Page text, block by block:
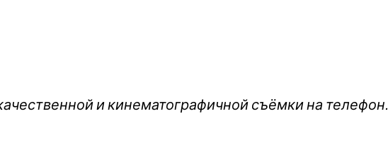
и кинематографичной съёмки на телефон.